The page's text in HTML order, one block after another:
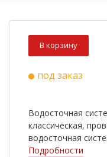
В корзину
под заказ
Водосточная
классическая,
водосточная
Подробности